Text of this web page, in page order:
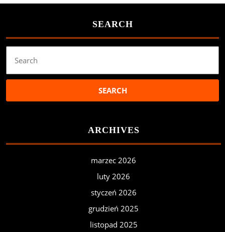
SEARCH
for:
ARCHIVES
marzec 2026
luty 2026
styczeń 2026
grudzień 2025
listopad 2025